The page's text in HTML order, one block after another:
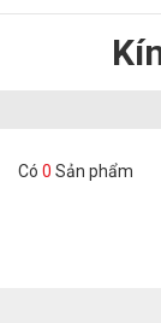
Có 0 Sản phẩm